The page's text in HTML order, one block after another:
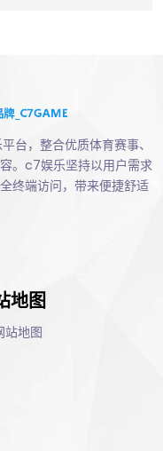
台，整合优质体育赛事、
。c7娱乐坚持以用户需求
终端访问，带来便捷舒适
地图
站地图